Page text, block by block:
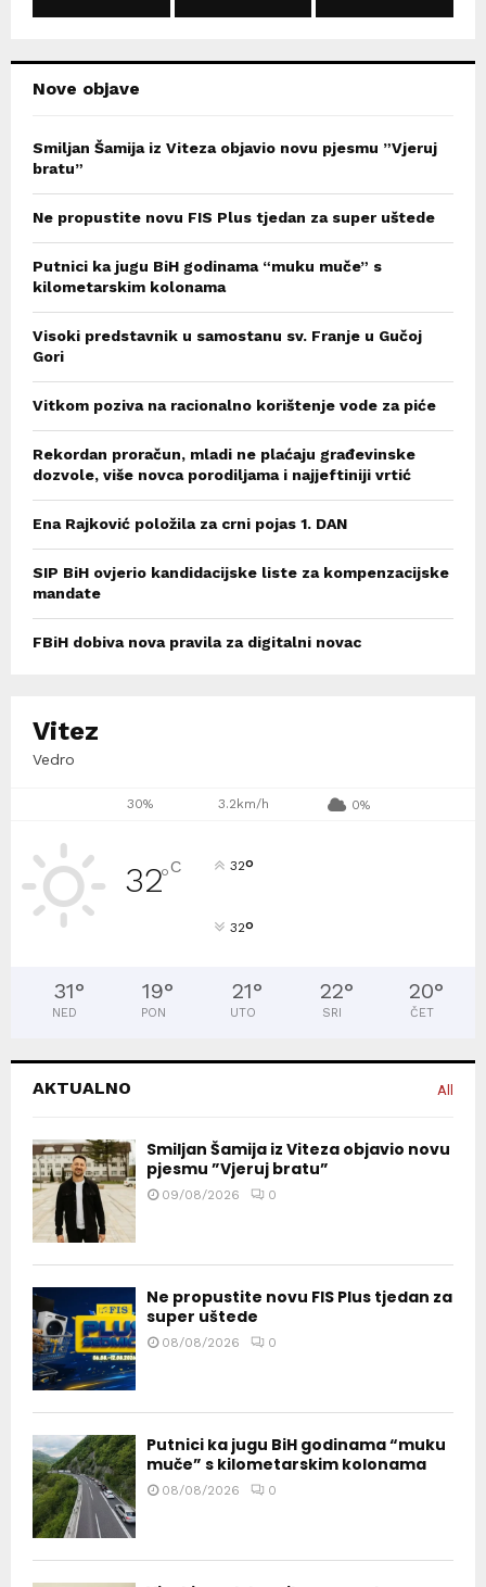
Nove objave
Smiljan Šamija iz Viteza objavio novu pjesmu ”Vjeruj
bratu”
Ne propustite novu FIS Plus tjedan za super uštede
Putnici ka jugu BiH godinama “muku muče” s
kilometarskim kolonama
Visoki predstavnik u samostanu sv. Franje u Gučoj
Gori
Vitkom poziva na racionalno korištenje vode za piće
Rekordan proračun, mladi ne plaćaju građevinske
dozvole, više novca porodiljama i najjeftiniji vrtić
Ena Rajković položila za crni pojas 1. DAN
SIP BiH ovjerio kandidacijske liste za kompenzacijske
mandate
FBiH dobiva nova pravila za digitalni novac
Vitez
Vedro
30% 3.2km/h 0%
32°C 32°
32°
31°
NED
19°
PON
21°
UTO
22°
SRI
20°
ČET
AKTUALNO All
Smiljan Šamija iz Viteza objavio novu
pjesmu ”Vjeruj bratu”
09/08/2026 0
Ne propustite novu FIS Plus tjedan za
super uštede
08/08/2026 0
Putnici ka jugu BiH godinama “muku
muče” s kilometarskim kolonama
08/08/2026 0